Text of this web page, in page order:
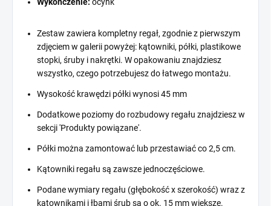
Zestaw zawiera kompletny regał, zgodnie z pierwszym
zdjęciem w galerii powyżej: kątowniki, półki, plastikowe
stopki, śruby i nakrętki. W opakowaniu znajdziesz
wszystko, czego potrzebujesz do łatwego montażu.
Wysokość krawędzi półki wynosi 45 mm
Dodatkowe poziomy do rozbudowy regału znajdziesz w
sekcji 'Produkty powiązane'.
Półki można zamontować lub przestawiać co 2,5 cm.
Kątowniki regału są zawsze jednoczęściowe.
Podane wymiary regału (głębokość x szerokość) wraz z
kątownikami i łbami śrub są o ok. 15 mm większe.